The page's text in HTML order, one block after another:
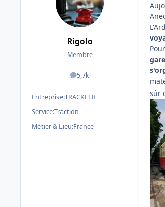
Rigolo
Membre
5,7k
messages
Entreprise:TRACKFER
Service:Traction
Métier & Lieu:France
gare
sûr